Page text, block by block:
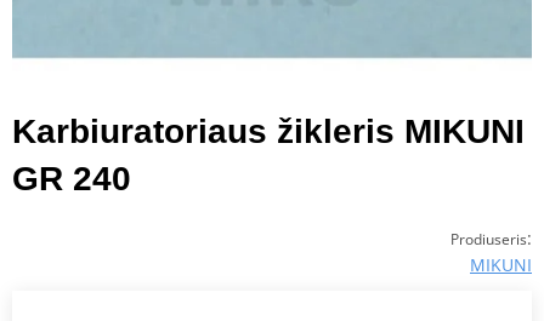
Karbiuratoriaus žikleris MIKUNI
GR 240
Prodiuseris:
MIKUNI